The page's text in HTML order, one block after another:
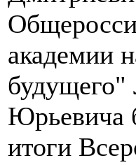
академии
Юрьевича
итоги